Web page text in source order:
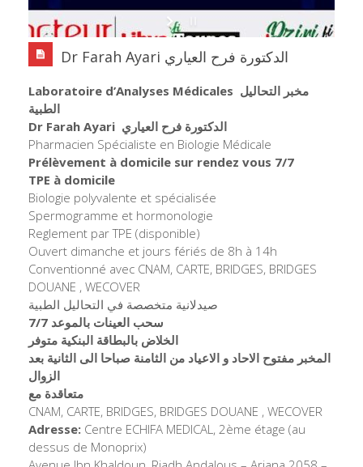
Dr Farah Ayari الدكتورة فرح العياري
Laboratoire d’Analyses Médicales مخبر التحاليل
Dr Farah Ayari الدكتورة فرح العياري
Pharmacien Spécialiste en Biologie Médicale
Prélèvement à domicile sur rendez vous 7/7
TPE à domicile
Biologie polyvalente et spécialisée
Spermogramme et hormonologie
Reglement par TPE (disponible)
Ouvert dimanche et jours fériés de 8h à 14h
Conventionné avec CNAM, CARTE, BRIDGES, BRIDGES
DOUANE , WECOVER
صيدلانية متخصصة في التحاليل الطبية
سحب العينات بالموعد 7/7
الخلاض بالبطاقة البنكية متوفر
المخبر مفتوح الاحاد و الاعياد من الثامنة صباحا الى الثانية بعد
الزوال
متعاقدة مع
CNAM, CARTE, BRIDGES, BRIDGES DOUANE , WECOVER
Adresse: Centre ECHIFA MEDICAL, 2ème étage (au
dessus de Monoprix)